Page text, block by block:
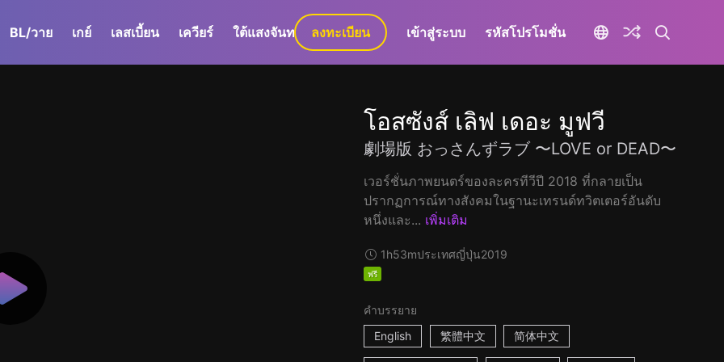
BL/วาย เกย์ เลสเบี้ยน เควียร์ ใต้แสงจันทร์ GaLa+
ลงทะเบียน เข้าสู่ระบบ รหัสโปรโมชั่น
โอสซังส์ เลิฟ เดอะ มูฟวี
劇場版 おっさんずラブ 〜LOVE or DEAD〜
เวอร์ชั่นภาพยนตร์ของละครทีวีปี 2018 ที่กลายเป็น
ปรากฏการณ์ทางสังคมในฐานะเทรนด์ทวิตเตอร์อันดับ
หนึ่งและ... เพิ่มเติม
1h53mประเทศญี่ปุ่น2019
ฟรี
คำบรรยาย
English
繁體中文 简体中文